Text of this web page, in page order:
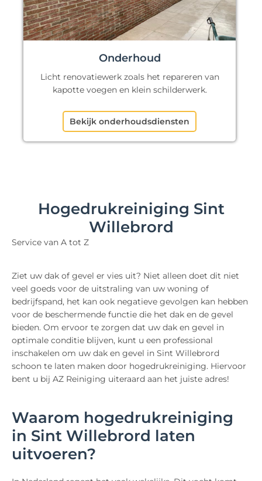
Onderhoud
Licht renovatiewerk zoals het repareren van
kapotte voegen en klein schilderwerk.
Bekijk onderhoudsdiensten
Hogedrukreiniging Sint
Willebrord
Service van A tot Z
Ziet uw dak of gevel er vies uit? Niet alleen doet dit niet
veel goeds voor de uitstraling van uw woning of
bedrijfspand, het kan ook negatieve gevolgen kan hebben
voor de beschermende functie die het dak en de gevel
bieden. Om ervoor te zorgen dat uw dak en gevel in
optimale conditie blijven, kunt u een professional
inschakelen om uw dak en gevel in Sint Willebrord
schoon te laten maken door hogedrukreiniging. Hiervoor
bent u bij AZ Reiniging uiteraard aan het juiste adres!
Waarom hogedrukreiniging
in Sint Willebrord laten
uitvoeren?